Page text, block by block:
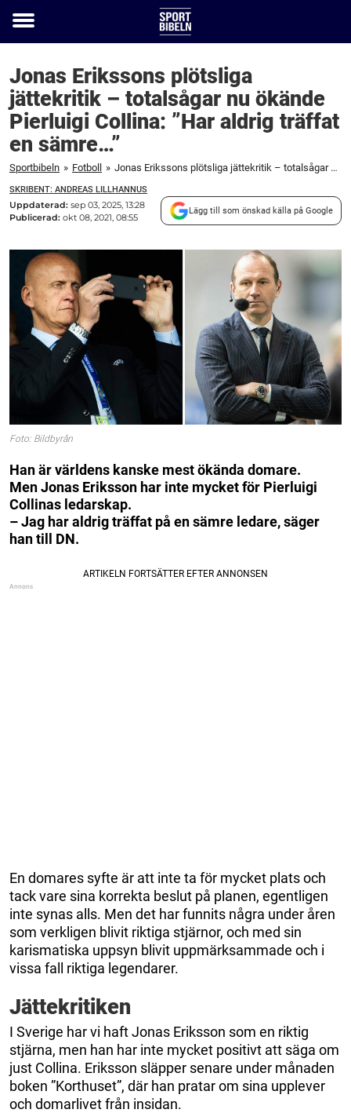
Toggle
Jonas Erikssons plötsliga
jättekritik – totalsågar nu ökände
Pierluigi Collina: ”Har aldrig träffat
en sämre…”
Sportbibeln » Fotboll » Jonas Erikssons plötsliga jättekritik – totalsågar nu ökände Pierluigi Collina: ”Har aldrig träffat en sämre...”
SKRIBENT: ANDREAS LILLHANNUS
Uppdaterad: sep 03, 2025, 13:28
Publicerad: okt 08, 2021, 08:55
Lägg till som önskad källa på Google
Foto: Bildbyrån
Han är världens kanske mest ökända domare.
Men Jonas Eriksson har inte mycket för Pierluigi
Collinas ledarskap.
– Jag har aldrig träffat på en sämre ledare, säger
han till DN.
En domares syfte är att inte ta för mycket plats och
tack vare sina korrekta beslut på planen, egentligen
inte synas alls. Men det har funnits några under åren
som verkligen blivit riktiga stjärnor, och med sin
karismatiska uppsyn blivit uppmärksammade och i
vissa fall riktiga legendarer.
Jättekritiken
I Sverige har vi haft Jonas Eriksson som en riktig
stjärna, men han har inte mycket positivt att säga om
just Collina. Eriksson släpper senare under månaden
boken ”Korthuset”, där han pratar om sina upplever
och domarlivet från insidan.